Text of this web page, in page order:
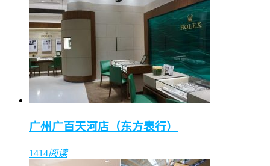
广州广百天河店（东方表行）
1414阅读